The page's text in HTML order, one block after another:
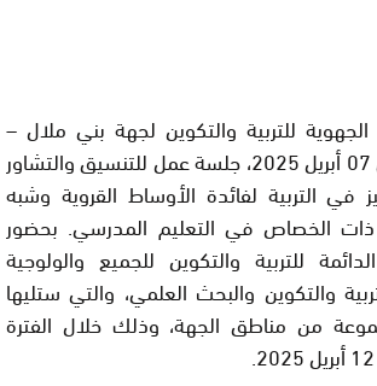
للتربية والتكوين لجهة بني ملال –
خنيفرة، يومه الإثنين 07 أبريل 2025، جلسة عمل للتنسيق والتشاور
التربية لفائدة الأوساط القروية وشبه
ذات الخصاص في التعليم المدرسي. بحضور
للتربية والتكوين للجميع والولوجية
والتكوين والبحث العلمي، والتي ستليها
من مناطق الجهة، وذلك خلال الفترة